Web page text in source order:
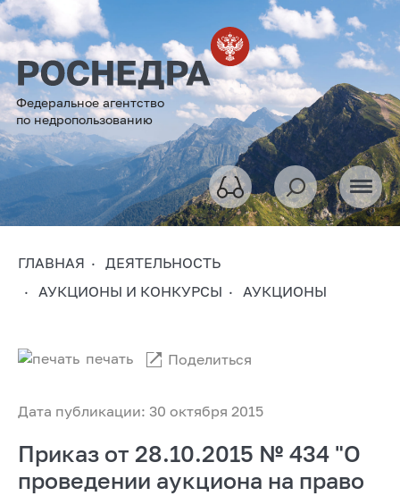
Федеральное агентство
по недропользованию
ГЛАВНАЯ
ДЕЯТЕЛЬНОСТЬ
АУКЦИОНЫ И КОНКУРСЫ
АУКЦИОНЫ
Дата публикации: 30 октября 2015
печать Поделиться
Приказ от 28.10.2015 № 434 "О
проведении аукциона на право